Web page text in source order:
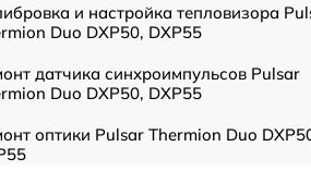
и настройка тепловизора
Duo DXP50, DXP55
датчика синхроимпульсов Pulsar
Duo DXP50, DXP55
оптики Pulsar Thermion Duo